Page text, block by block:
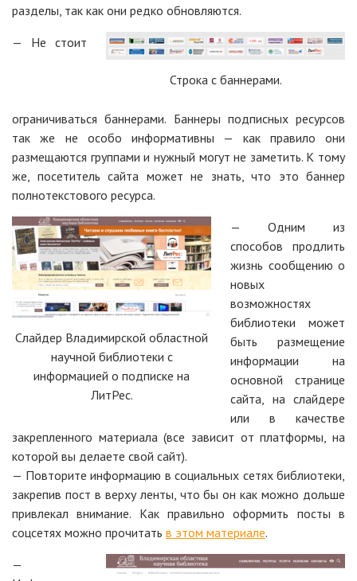
разделы, так как они редко обновляются.
Строка с баннерами.
— Не стоит
ограничиваться баннерами. Баннеры подписных ресурсов
так же не особо информативны — как правило они
размещаются группами и нужный могут не заметить. К тому
же, посетитель сайта может не знать, что это баннер
полнотекстового ресурса.
Слайдер Владимирской областной
научной библиотеки с
информацией о подписке на
ЛитРес.
— Одним из
способов продлить
жизнь сообщению о
новых
возможностях
библиотеки может
быть размещение
информации на
основной странице
сайта, на слайдере
или в качестве
закрепленного материала (все зависит от платформы, на
которой вы делаете свой сайт).
— Повторите информацию в социальных сетях библиотеки,
закрепив пост в верху ленты, что бы он как можно дольше
привлекал внимание. Как правильно оформить посты в
соцсетях можно прочитать в этом материале.
—